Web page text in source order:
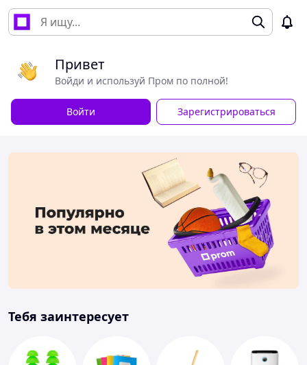
Привет
Войди и используй Пром по полной!
Войти Зарегистрироваться
Тебя заинтересует